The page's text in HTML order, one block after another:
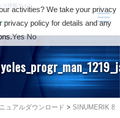
ス情報サイト
ュアルダウンロード > SINUMERIK
activities? We take your privacy
privacy policy for details and any
Yes No